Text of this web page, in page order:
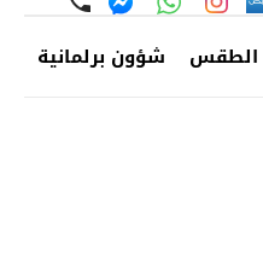
الطقس شؤون برلمانية